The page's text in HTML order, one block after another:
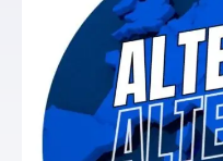
mesure les versions
La
Update du 16/12/